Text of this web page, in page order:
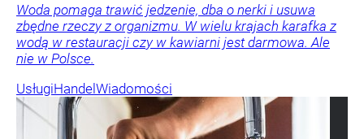
Woda pomaga trawić jedzenie, dba o nerki i usuwa
zbędne rzeczy z organizmu. W wielu krajach karafka z
wodą w restauracji czy w kawiarni jest darmowa. Ale
nie w Polsce.
UsługiHandelWiadomości